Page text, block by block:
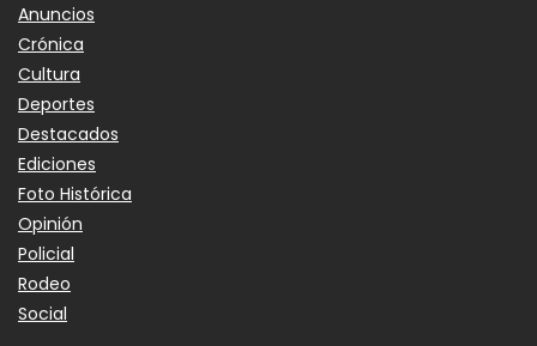
Anuncios
Crónica
Cultura
Deportes
Destacados
Ediciones
Foto Histórica
Opinión
Policial
Rodeo
Social